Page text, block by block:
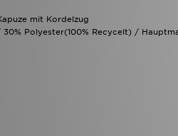
mit Kordelzug
Polyester(100% Recycelt) /